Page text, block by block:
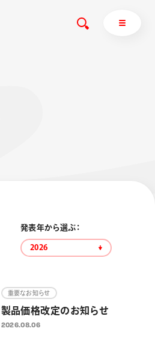
（筆）
発表年から選ぶ：
2026
重要なお知らせ
製品価格改定のお知らせ
2026.08.06